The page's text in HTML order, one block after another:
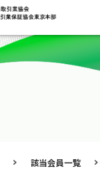
該当会員一覧